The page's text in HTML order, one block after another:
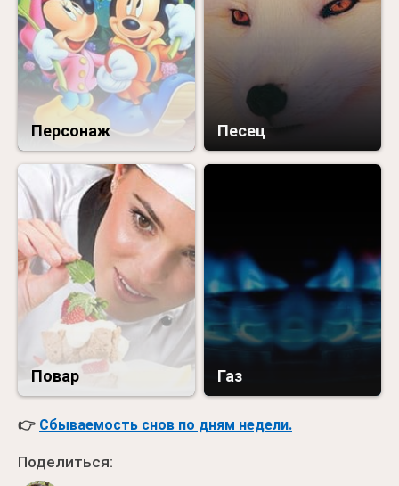
Персонаж Песец
Повар Газ
👉 Сбываемость снов по дням недели.
Поделиться: